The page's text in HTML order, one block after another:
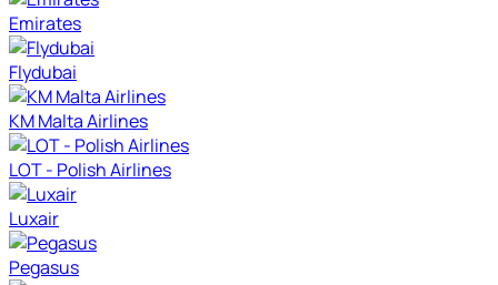
Emirates
Flydubai
KM Malta Airlines
LOT - Polish Airlines
Luxair
Pegasus